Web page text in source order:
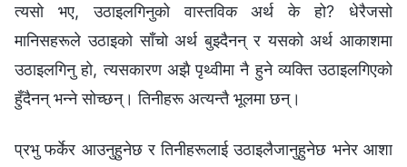
त्यसो भए, उठाइलगिनुको वास्तविक अर्थ के हो? धेरैजसो
मानिसहरूले उठाइको साँचो अर्थ बुझ्दैनन् र यसको अर्थ आकाशमा
उठाइलगिनु हो, त्यसकारण अझै पृथ्वीमा नै हुने व्यक्ति उठाइलगिएको
हुँदैनन् भन्‍ने सोच्छन्। तिनीहरू अत्यन्तै भूलमा छन्।
प्रभु फर्केर आउनुहुनेछ र तिनीहरूलाई उठाइलैजानुहुनेछ भनेर आशा